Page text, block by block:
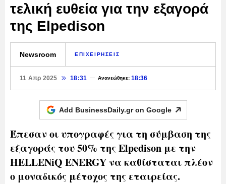
τελική ευθεία για την εξαγορά
της Elpedison
Newsroom ΕΠΙΧΕΙΡΗΣΕΙΣ
11 Απρ 2025 18:31 Ανανεώθηκε: 18:36
Add BusinessDaily.gr on Google
Έπεσαν οι υπογραφές για τη σύμβαση της
εξαγοράς του 50% της Elpedison με την
HELLENiQ ENERGY να καθίσταται πλέον
ο μοναδικός μέτοχος της εταιρείας.